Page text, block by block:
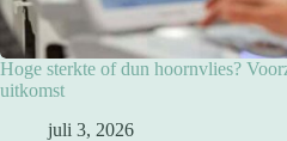
Hoge sterkte of dun hoornvlies?
uitkomst
juli 3, 2026